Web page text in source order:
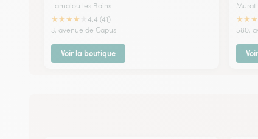
Lamalou les Bains
★★★★
4.4 (41)
3, avenue de Capus
Voir la boutique
Murat
★★★
580,